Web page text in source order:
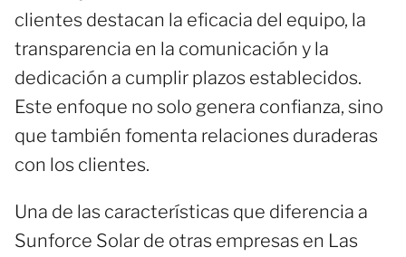
clientes destacan la eficacia del equipo, la
transparencia en la comunicación y la
dedicación a cumplir plazos establecidos.
Este enfoque no solo genera confianza, sino
que también fomenta relaciones duraderas
con los clientes.
Una de las características que diferencia a
Sunforce Solar de otras empresas en Las